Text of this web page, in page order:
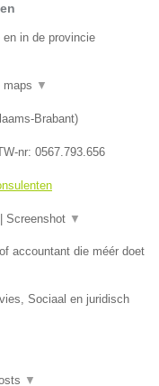
en in de provincie
maps ▼
Brabant)
nr: 0567.793.656
Screenshot ▼
accountant die méér doet
Sociaal en juridisch
▼